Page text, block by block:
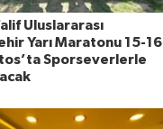
Uluslararası
Yarı Maratonu 15-16
Sporseverlerle